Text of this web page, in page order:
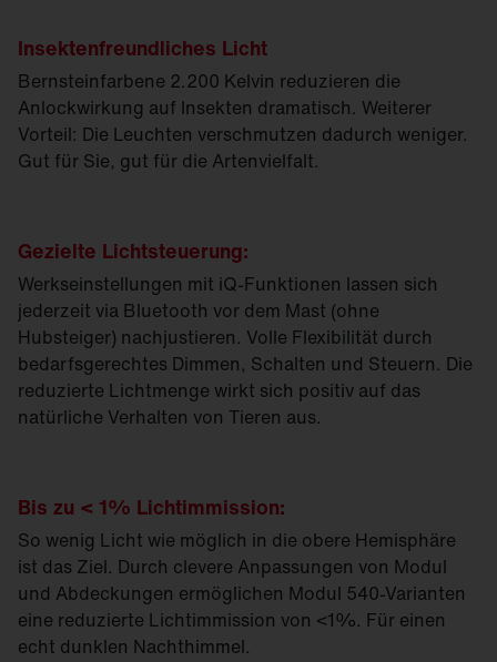
Insektenfreundliches Licht
Bernsteinfarbene 2.200 Kelvin reduzieren die
Anlockwirkung auf Insekten dramatisch. Weiterer
Vorteil: Die Leuchten verschmutzen dadurch weniger.
Gut für Sie, gut für die Artenvielfalt.
Gezielte Lichtsteuerung:
Werkseinstellungen mit iQ-Funktionen lassen sich
jederzeit via Bluetooth vor dem Mast (ohne
Hubsteiger) nachjustieren. Volle Flexibilität durch
bedarfsgerechtes Dimmen, Schalten und Steuern. Die
reduzierte Lichtmenge wirkt sich positiv auf das
natürliche Verhalten von Tieren aus.
Bis zu < 1% Lichtimmission:
So wenig Licht wie möglich in die obere Hemisphäre
ist das Ziel. Durch clevere Anpassungen von Modul
und Abdeckungen ermöglichen Modul 540-Varianten
eine reduzierte Lichtimmission von <1%. Für einen
echt dunklen Nachthimmel.